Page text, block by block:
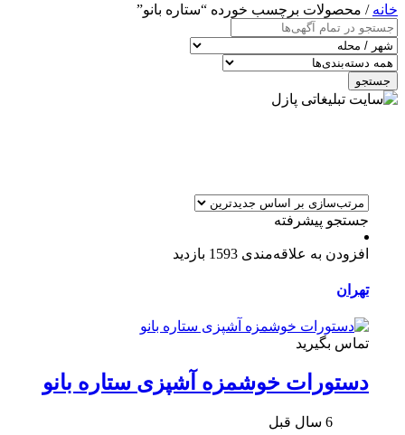
خانه / محصولات برچسب خورده “ستاره بانو”
جستجو
جستجو پیشرفته
افزودن به علاقه‌مندی 1593 بازدید
تهران
تماس بگیرید
دستورات خوشمزه آشپزی ستاره بانو
6 سال قبل